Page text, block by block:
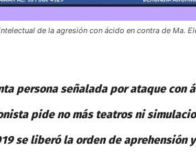
de la agresión con ácido en contra de Ma.
persona señalada por ataque con
pide no más teatros ni
se liberó la orden de aprehensión